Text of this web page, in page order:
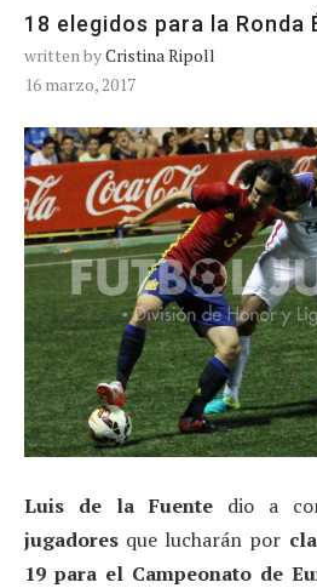
18 elegidos para la Ronda
written byCristina Ripoll
16 marzo, 2017
Luis de la Fuente dio a
jugadores que lucharán por
19 para el Campeonato de